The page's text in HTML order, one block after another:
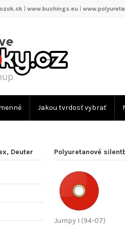
| www.bushings.eu
Jakou tvrdosť vybrať
Polyuretanové
Jumpy I (94-07)
Deuter